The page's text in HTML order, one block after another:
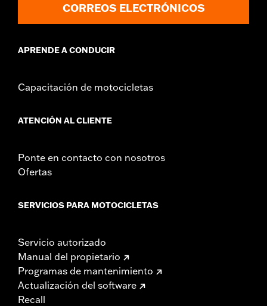
CORREOS ELECTRÓNICOS
APRENDE A CONDUCIR
Capacitación de motocicletas
ATENCIÓN AL CLIENTE
Ponte en contacto con nosotros
Ofertas
SERVICIOS PARA MOTOCICLETAS
Servicio autorizado
Manual del propietario
Programas de mantenimiento
Actualización del software
Recall